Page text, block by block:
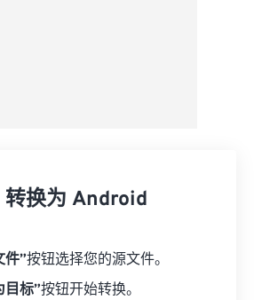
转换为 Android
件”按钮选择您的源文件。
目标”按钮开始转换。